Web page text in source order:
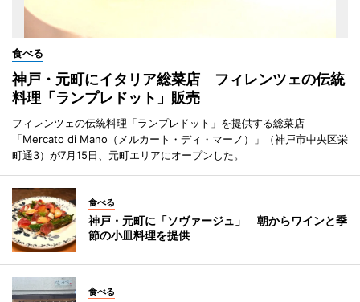
食べる
神戸・元町にイタリア総菜店 フィレンツェの伝統
料理「ランプレドット」販売
フィレンツェの伝統料理「ランプレドット」を提供する総菜店
「Mercato di Mano（メルカート・ディ・マーノ）」（神戸市中央区栄
町通3）が7月15日、元町エリアにオープンした。
食べる
神戸・元町に「ソヴァージュ」 朝からワインと季
節の小皿料理を提供
食べる